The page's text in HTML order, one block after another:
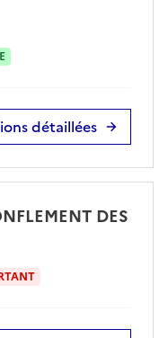
détaillées
DES